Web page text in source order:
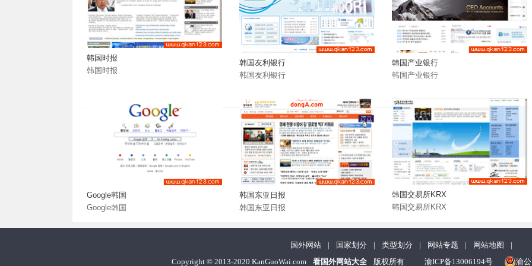
韩国时报
韩国时报
韩国友利银行
韩国友利银行
韩国产业银行
韩国产业银行
Google韩国
Google韩国
韩国东亚日报
韩国东亚日报
韩国交易所KRX
韩国交易所KRX
国外网站 | 国家划分 | 类型划分 | 网站专题 | 网站地图
|
Copyright ©2013-2020 KanGuoWai.com 看国外网站大全 版权所有 渝ICP备13006194号 渝